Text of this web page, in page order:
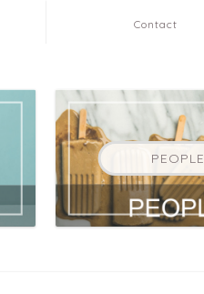
Contact
PEOPLE